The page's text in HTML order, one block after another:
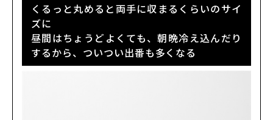
くるっと丸めると両手に収まるくらいのサイ
ズに
昼間はちょうどよくても、朝晩冷え込んだり
するから、ついつい出番も多くなる